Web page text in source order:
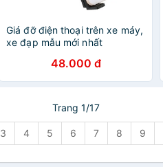
Giá đỡ điện thoại trên xe máy,
xe đạp mẫu mới nhất
48.000 đ
Trang 1/17
3 4 5 6 7 8 9